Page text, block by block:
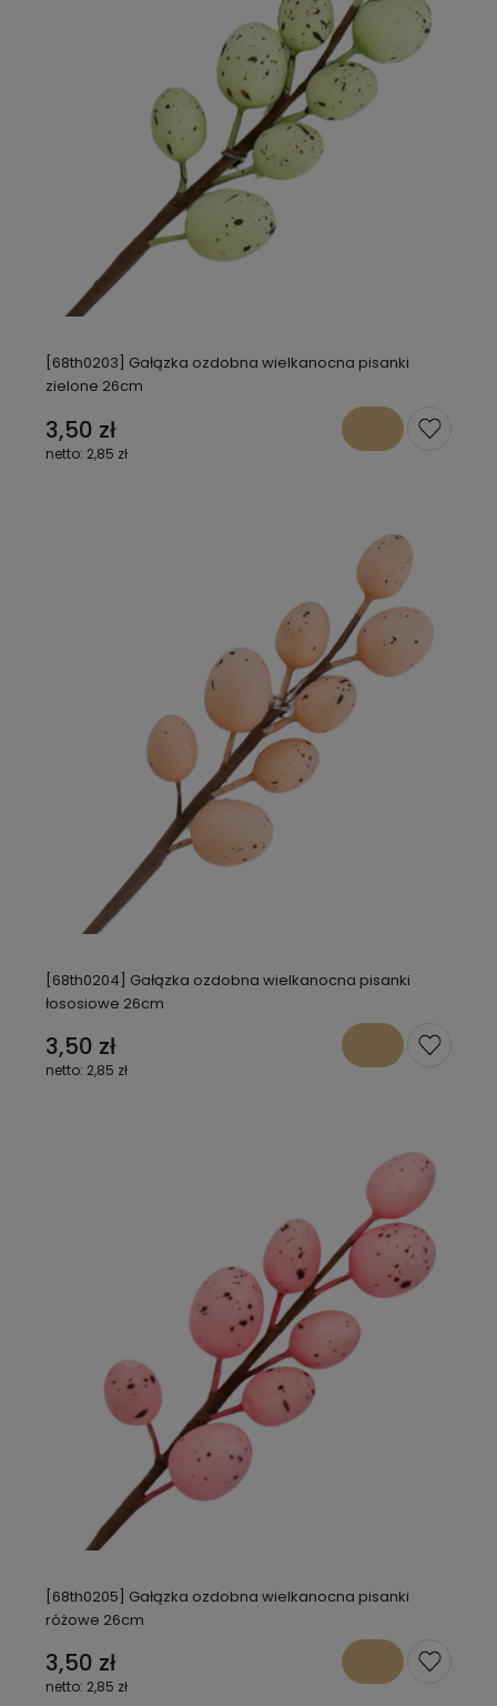
[68th0203] Gałązka ozdobna wielkanocna pisanki
zielone 26cm
3,50 zł
2,85 zł
[68th0204] Gałązka ozdobna wielkanocna pisanki
łososiowe 26cm
3,50 zł
2,85 zł
[68th0205] Gałązka ozdobna wielkanocna pisanki
różowe 26cm
3,50 zł
2,85 zł